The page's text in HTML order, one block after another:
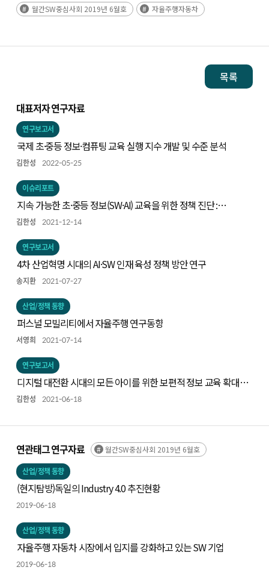
월간SW중심사회 2019년 6월호 자율주행자동차
목록
대표저자 연구자료
연구보고서
국제 초·중등 정보·컴퓨팅 교육 실행 지수 개발 및 수준 분석
김한성 2022-05-25
이슈리포트
지속 가능한 초·중등 정보(SW·AI) 교육을 위한 정책 진단 :
Code.org 연합의 컴퓨터과학교육 정책 진단 프레임으로 본
우리나라 정보교육
김한성 2021-12-14
연구보고서
4차 산업혁명 시대의 AI·SW 인재 육성 정책 방안 연구
송지환 2021-07-27
산업/정책 동향
퍼스널 모빌리티에서 자율주행 연구동향
서영희 2021-07-14
연구보고서
디지털 대전환 시대의 모든 아이를 위한 보편적 정보 교육 확대
방안
김한성 2021-06-18
연관태그 연구자료 월간SW중심사회 2019년 6월호
산업/정책 동향
(현지탐방)독일의 Industry 4.0 추진현황
2019-06-18
산업/정책 동향
자율주행 자동차 시장에서 입지를 강화하고 있는 SW 기업
2019-06-18